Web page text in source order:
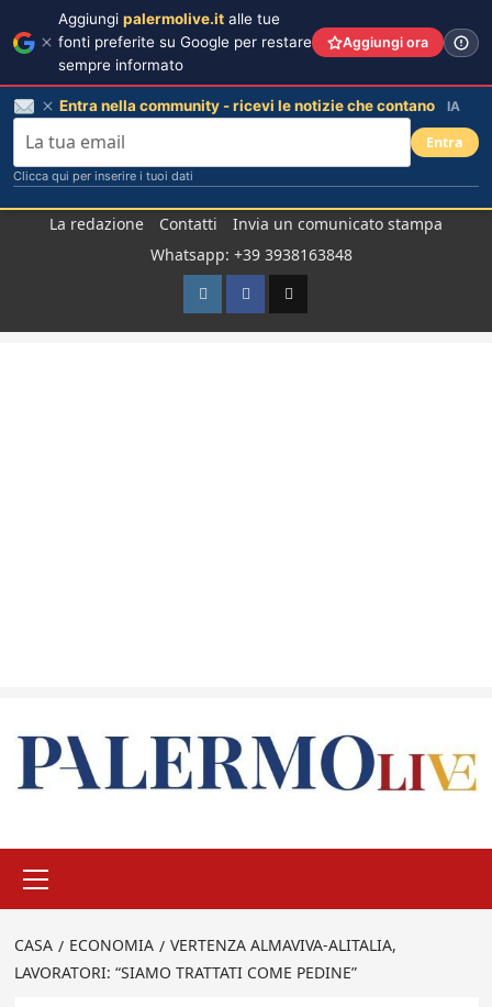
La redazione Contatti
Invia un comunicato stampa
Whatsapp: +39 3938163848
InstagramFacebook
TikTok
principale
CASA ECONOMIA
VERTENZA ALMAVIVA-ALITALIA,
LAVORATORI: “SIAMO TRATTATI COME PEDINE”
Aggiungi palermolive.it alle tue
fonti preferite su Google per restare
sempre informato
Aggiungi ora
Entra nella community - ricevi le notizie che contano IA
Entra
Clicca qui per inserire i tuoi dati